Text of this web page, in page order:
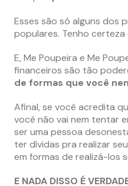
Esses são só alguns dos
populares. Tenho certeza
E, Me Poupeira e Me
financeiros são tão
de formas que você
Afinal, se você acredita
você não vai nem tentar
ser uma pessoa
ter dívidas pra realizar
em formas de realizá-los
E NADA DISSO É